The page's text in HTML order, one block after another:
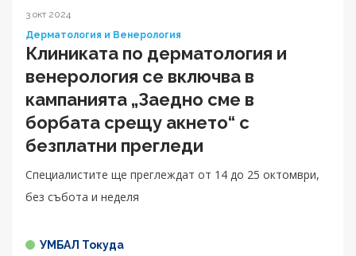
3 окт 2024
Дерматология и Венерология
Клиниката по дерматология и
венерология се включва в
кампанията „Заедно сме в
борбата срещу акнето“ с
безплатни прегледи
Специалистите ще преглеждат от 14 до 25 октомври,
без събота и неделя
УМБАЛ Токуда